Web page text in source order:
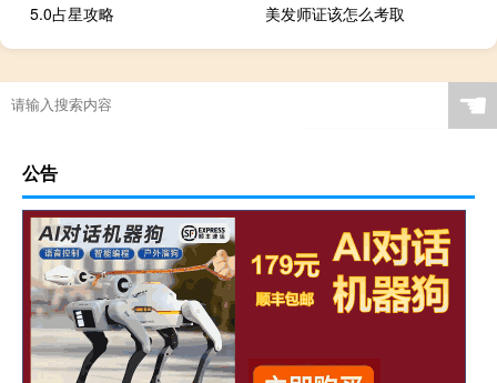
5.0占星攻略
美发师证该怎么考取
☚
公告